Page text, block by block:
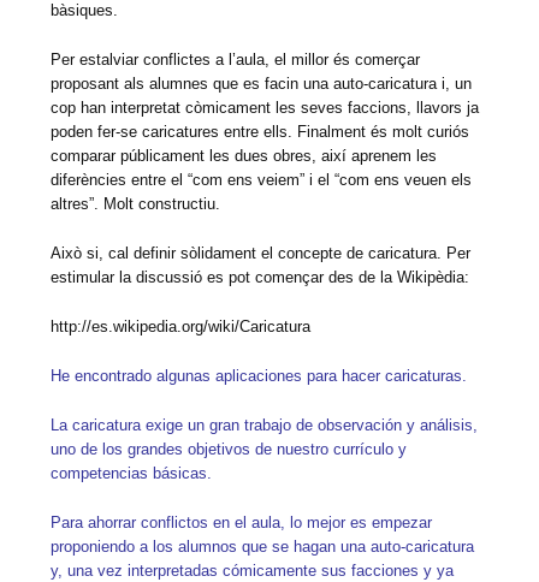
bàsiques.
Per estalviar conflictes a l’aula, el millor és comerçar
proposant als alumnes que es facin una auto-caricatura i, un
cop han interpretat còmicament les seves faccions, llavors ja
poden fer-se caricatures entre ells. Finalment és molt curiós
comparar públicament les dues obres, així aprenem les
diferències entre el “com ens veiem” i el “com ens veuen els
altres”. Molt constructiu.
Això si, cal definir sòlidament el concepte de caricatura. Per
estimular la discussió es pot començar des de la Wikipèdia:
http://es.wikipedia.org/wiki/Caricatura
He encontrado algunas aplicaciones para hacer caricaturas.
La caricatura exige un gran trabajo de observación y análisis,
uno de los grandes objetivos de nuestro currículo y
competencias básicas.
Para ahorrar conflictos en el aula, lo mejor es empezar
proponiendo a los alumnos que se hagan una auto-caricatura
y, una vez interpretadas cómicamente sus facciones y ya